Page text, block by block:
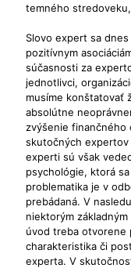
temného
Slovo expert sa
pozitívnym
súčasnosti za
jednotlivci,
musíme konštatovať
absolútne
zvýšenie finančného
skutočných expertov
experti sú však
psychológie, ktorá
problematika je v
prebádaná. V
niektorým
úvod treba otvorene
charakteristika či
experta. V